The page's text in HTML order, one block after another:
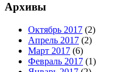
Архивы
Октябрь 2017 (2)
Апрель 2017 (2)
Март 2017 (6)
Февраль 2017 (1)